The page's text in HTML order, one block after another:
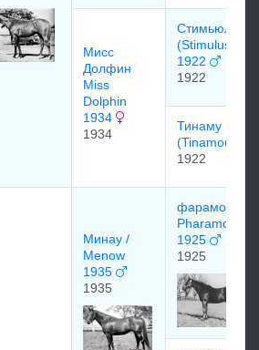
Мисс
Долфин
Miss
Dolphin
1934
1934
Стимьюлус
(Stimulus)
1922
1922
Тинаму
(Tinamou)
1922
Минау /
Menow
1935
1935
фарамонд
Pharamond
1925
1925